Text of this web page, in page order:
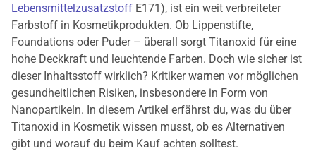
Lebensmittelzusatzstoff E171), ist ein weit verbreiteter
Farbstoff in Kosmetikprodukten. Ob Lippenstifte,
Foundations oder Puder – überall sorgt Titanoxid für eine
hohe Deckkraft und leuchtende Farben. Doch wie sicher ist
dieser Inhaltsstoff wirklich? Kritiker warnen vor möglichen
gesundheitlichen Risiken, insbesondere in Form von
Nanopartikeln. In diesem Artikel erfährst du, was du über
Titanoxid in Kosmetik wissen musst, ob es Alternativen
gibt und worauf du beim Kauf achten solltest.